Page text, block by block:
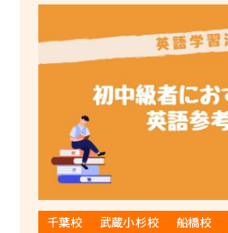
千葉校 武蔵小杉校 船橋校